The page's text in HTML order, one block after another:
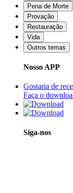
Pena de Morte
Provação
Restauração
Vida
Outros temas
Nosso APP
Gostaria de
Faça o
Siga-nos